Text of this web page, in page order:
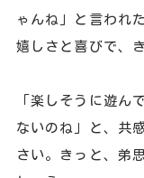
ゃんね」と言われ
嬉しさと喜びで、
「楽しそうに遊ん
ないのね」と、共
さい。きっと、弟